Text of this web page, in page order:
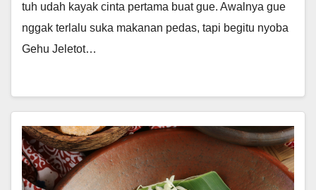
tuh udah kayak cinta pertama buat gue. Awalnya gue
nggak terlalu suka makanan pedas, tapi begitu nyoba
Gehu Jeletot…